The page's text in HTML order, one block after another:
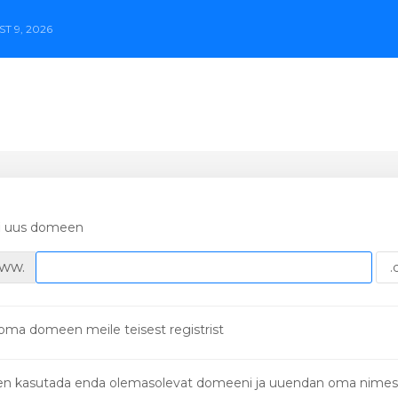
9, 2026
uus domeen
domeen meile teisest registrist
kasutada enda olemasolevat domeeni ja uuendan oma